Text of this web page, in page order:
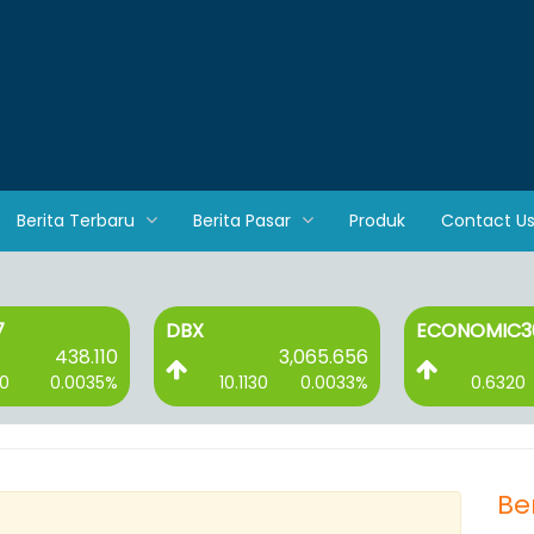
Berita Terbaru Berita Pasar Produk Contact Us
438.110
0.0035%
DBX
3,065.656
10.1130 0.0033% 0.6320